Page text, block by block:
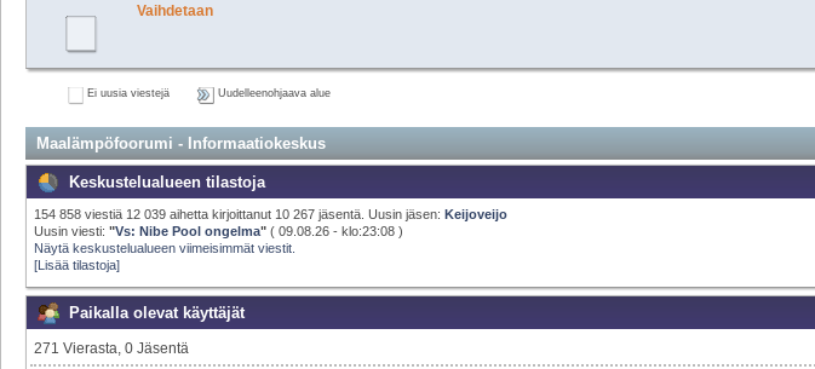
Vaihdetaan
Ei uusia viestejä Uudelleenohjaava alue
Maalämpöfoorumi - Informaatiokeskus
Keskustelualueen tilastoja
154 858 viestiä 12 039 aihetta kirjoittanut 10 267 jäsentä. Uusin jäsen: Keijoveijo
Uusin viesti: "Vs: Nibe Pool ongelma"( 09.08.26 - klo:23:08 )
Näytä keskustelualueen viimeisimmät viestit.
[Lisää tilastoja]
Paikalla olevat käyttäjät
271 Vierasta, 0 Jäsentä